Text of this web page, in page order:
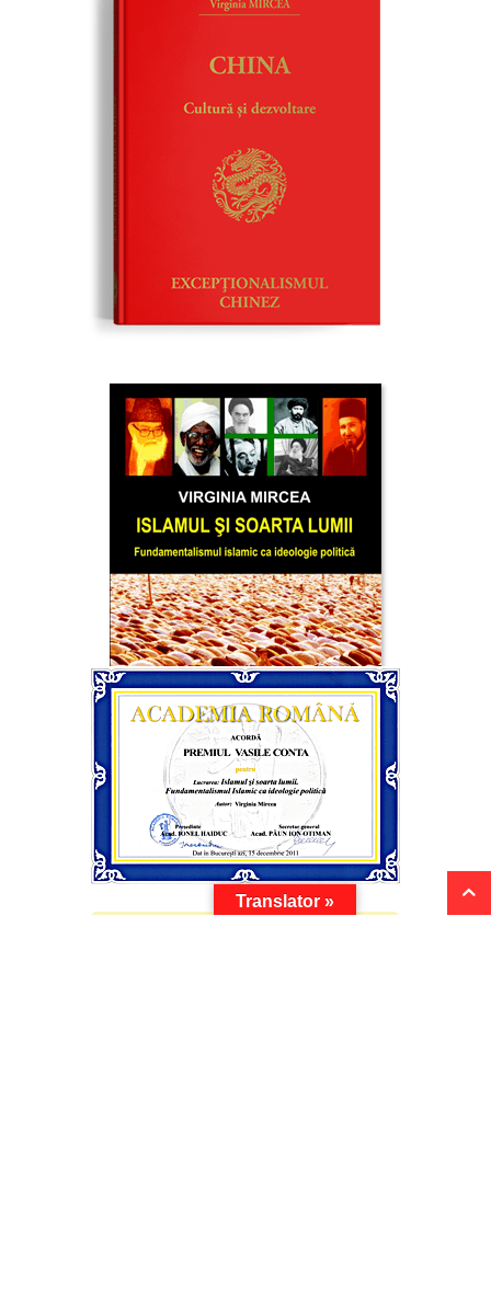
Translator »